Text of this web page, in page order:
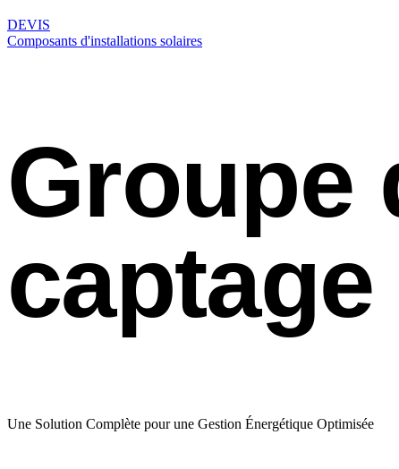
DEVIS
Composants d'installations solaires
Groupe
Une Solution Complète pour une Gestion Énergétique Optimisée